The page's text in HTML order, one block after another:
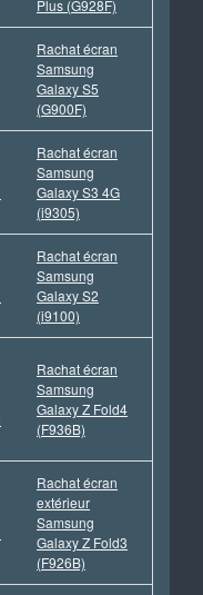
Plus (G928F)
Rachat écran
Samsung
Galaxy S5
(G900F)
Rachat écran
Samsung
Galaxy S3 4G
(i9305)
Rachat écran
Samsung
Galaxy S2
(i9100)
Rachat écran
Samsung
Galaxy Z Fold4
(F936B)
Rachat écran
extérieur
Samsung
Galaxy Z Fold3
(F926B)